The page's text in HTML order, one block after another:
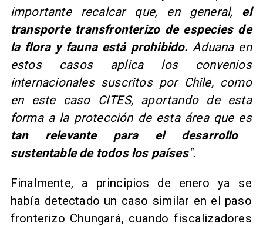
importante recalcar que, en general, el
transporte transfronterizo de especies de
la flora y fauna está prohibido. Aduana en
estos casos aplica los convenios
internacionales suscritos por Chile, como
en este caso CITES, aportando de esta
forma a la protección de esta área que es
tan relevante para el desarrollo
sustentable de todos los países".
Finalmente, a principios de enero ya se
había detectado un caso similar en el paso
fronterizo Chungará, cuando fiscalizadores